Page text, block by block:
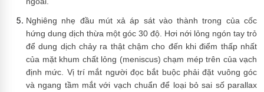
Nghiêng nhẹ đầu mút xả áp sát vào thành trong của cốc
hứng dung dịch thừa một góc 30 độ. Hơi nới lỏng ngón tay trỏ
để dung dịch chảy ra thật chậm cho đến khi điểm thấp nhất
của mặt khum chất lỏng (meniscus) chạm mép trên của vạch
định mức. Vị trí mắt người đọc bắt buộc phải đặt vuông góc
và ngang tầm mắt với vạch chuẩn để loại bỏ sai số parallax